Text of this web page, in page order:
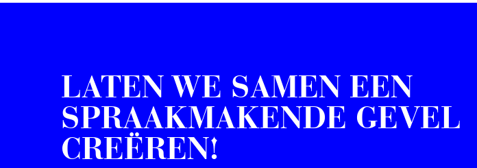
LATEN WE SAMEN EEN
SPRAAKMAKENDE GEVEL
CREËREN!